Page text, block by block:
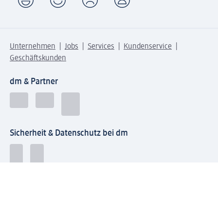
Unternehmen Jobs Services
Kundenservice
Geschäftskunden
dm & Partner
Sicherheit & Datenschutz bei dm